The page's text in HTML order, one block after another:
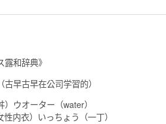
和辞典》
早古早在公司学習的）
）ウオーター（water）
性内衣）いっちょう（一丁）